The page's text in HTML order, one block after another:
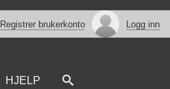
Registrer brukerkonto Logg inn
HJELP